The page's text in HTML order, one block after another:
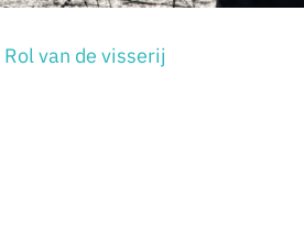
Rol van de visserij